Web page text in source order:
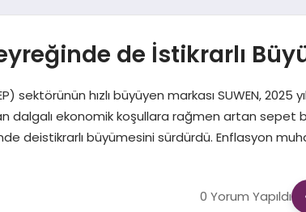
de İstikrarlı
hızlı büyüyen markası SUWEN, 2025
dalgalı ekonomik koşullara rağmen artan
deistikrarlı büyümesini sürdürdü. Enflasyon
0 Yorum Yapıldı